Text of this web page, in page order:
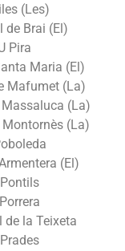
(Les)
de Brai (El)
Pira
Maria (El)
Mafumet (La)
(La)
(La)
(El)
de la Teixeta